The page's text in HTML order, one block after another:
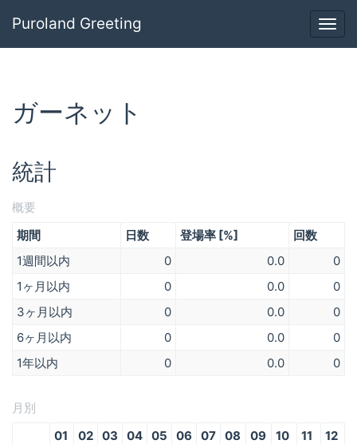
Puroland Greeting
ガーネット
統計
概要
期間
日数 登場率 [%]
回数
1週間以内
0 0.0
0
1ヶ月以内
0 0.0
0
3ヶ月以内
0 0.0
0
6ヶ月以内
0 0.0
0
1年以内
0 0.0 0
月別
01
02 03 04 05 06 07 08 09 10 11
12